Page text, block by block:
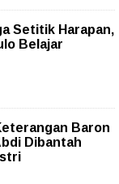
Setitik Harapan,
Belajar
Baron
Dibantah